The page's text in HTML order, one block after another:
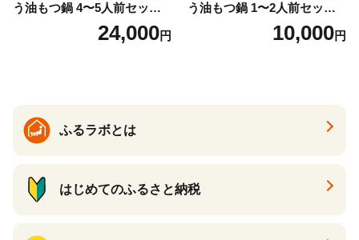
う油もつ鍋 4〜5人前セット
山樹 国産 牛もつ ホルモン モ
ツ オンライン飲み会 ホーム
24,000円
う油もつ鍋 1〜2人前セット
山樹 国産 牛もつ ホルモン モ
ツ オンライン飲み会 ホーム
10,000円
ふるラボとは
はじめてのふるさと納税